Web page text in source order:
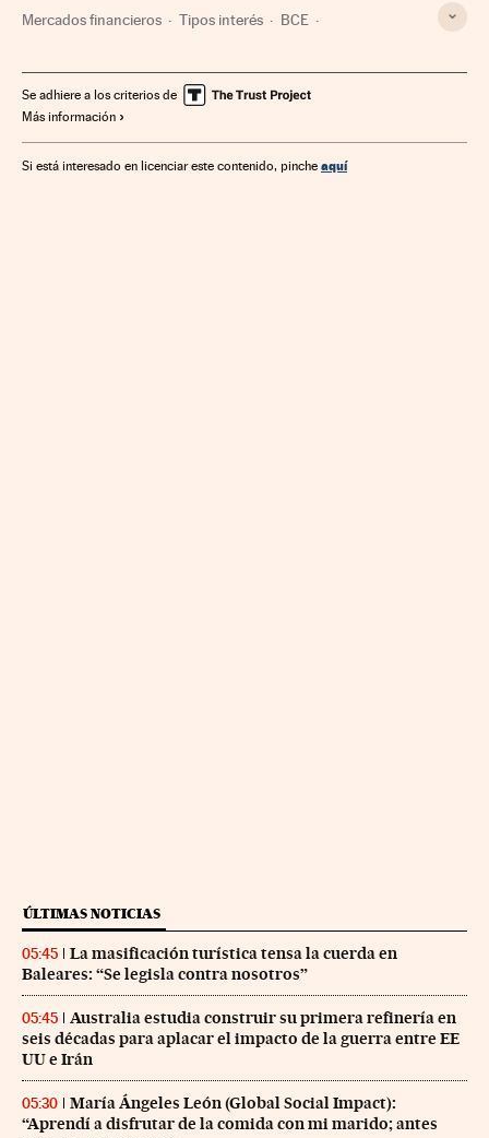
Mercados financieros Tipos interés BCE
Déficit público Elecciones Francia
Se adhiere a los criterios de
Más información
Si está interesado en licenciar este contenido, pinche aquí
ÚLTIMAS NOTICIAS
05:45
La masificación turística tensa la cuerda en
Baleares: “Se legisla contra nosotros”
05:45
Australia estudia construir su primera refinería en
seis décadas para aplacar el impacto de la guerra entre EE
UU e Irán
05:30
María Ángeles León (Global Social Impact):
“Aprendí a disfrutar de la comida con mi marido; antes